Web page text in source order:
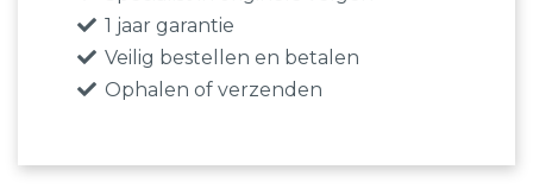
1 jaar garantie
Veilig bestellen en betalen
Ophalen of verzenden